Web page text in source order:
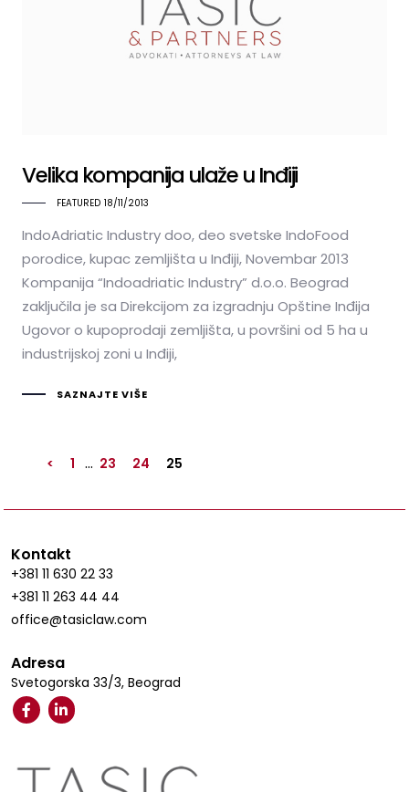
Velika kompanija ulaže u Inđiji
FEATURED 18/11/2013
IndoAdriatic Industry doo, deo svetske IndoFood
porodice, kupac zemljišta u Inđiji, Novembar 2013
Kompanija “Indoadriatic Industry” d.o.o. Beograd
zaključila je sa Direkcijom za izgradnju Opštine Inđija
Ugovor o kupoprodaji zemljišta, u površini od 5 ha u
industrijskoj zoni u Inđiji,
SAZNAJTE VIŠE
< 1 … 23 24 25
Kontakt
+381 11 630 22 33
+381 11 263 44 44
office@tasiclaw.com
Adresa
Svetogorska 33/3, Beograd